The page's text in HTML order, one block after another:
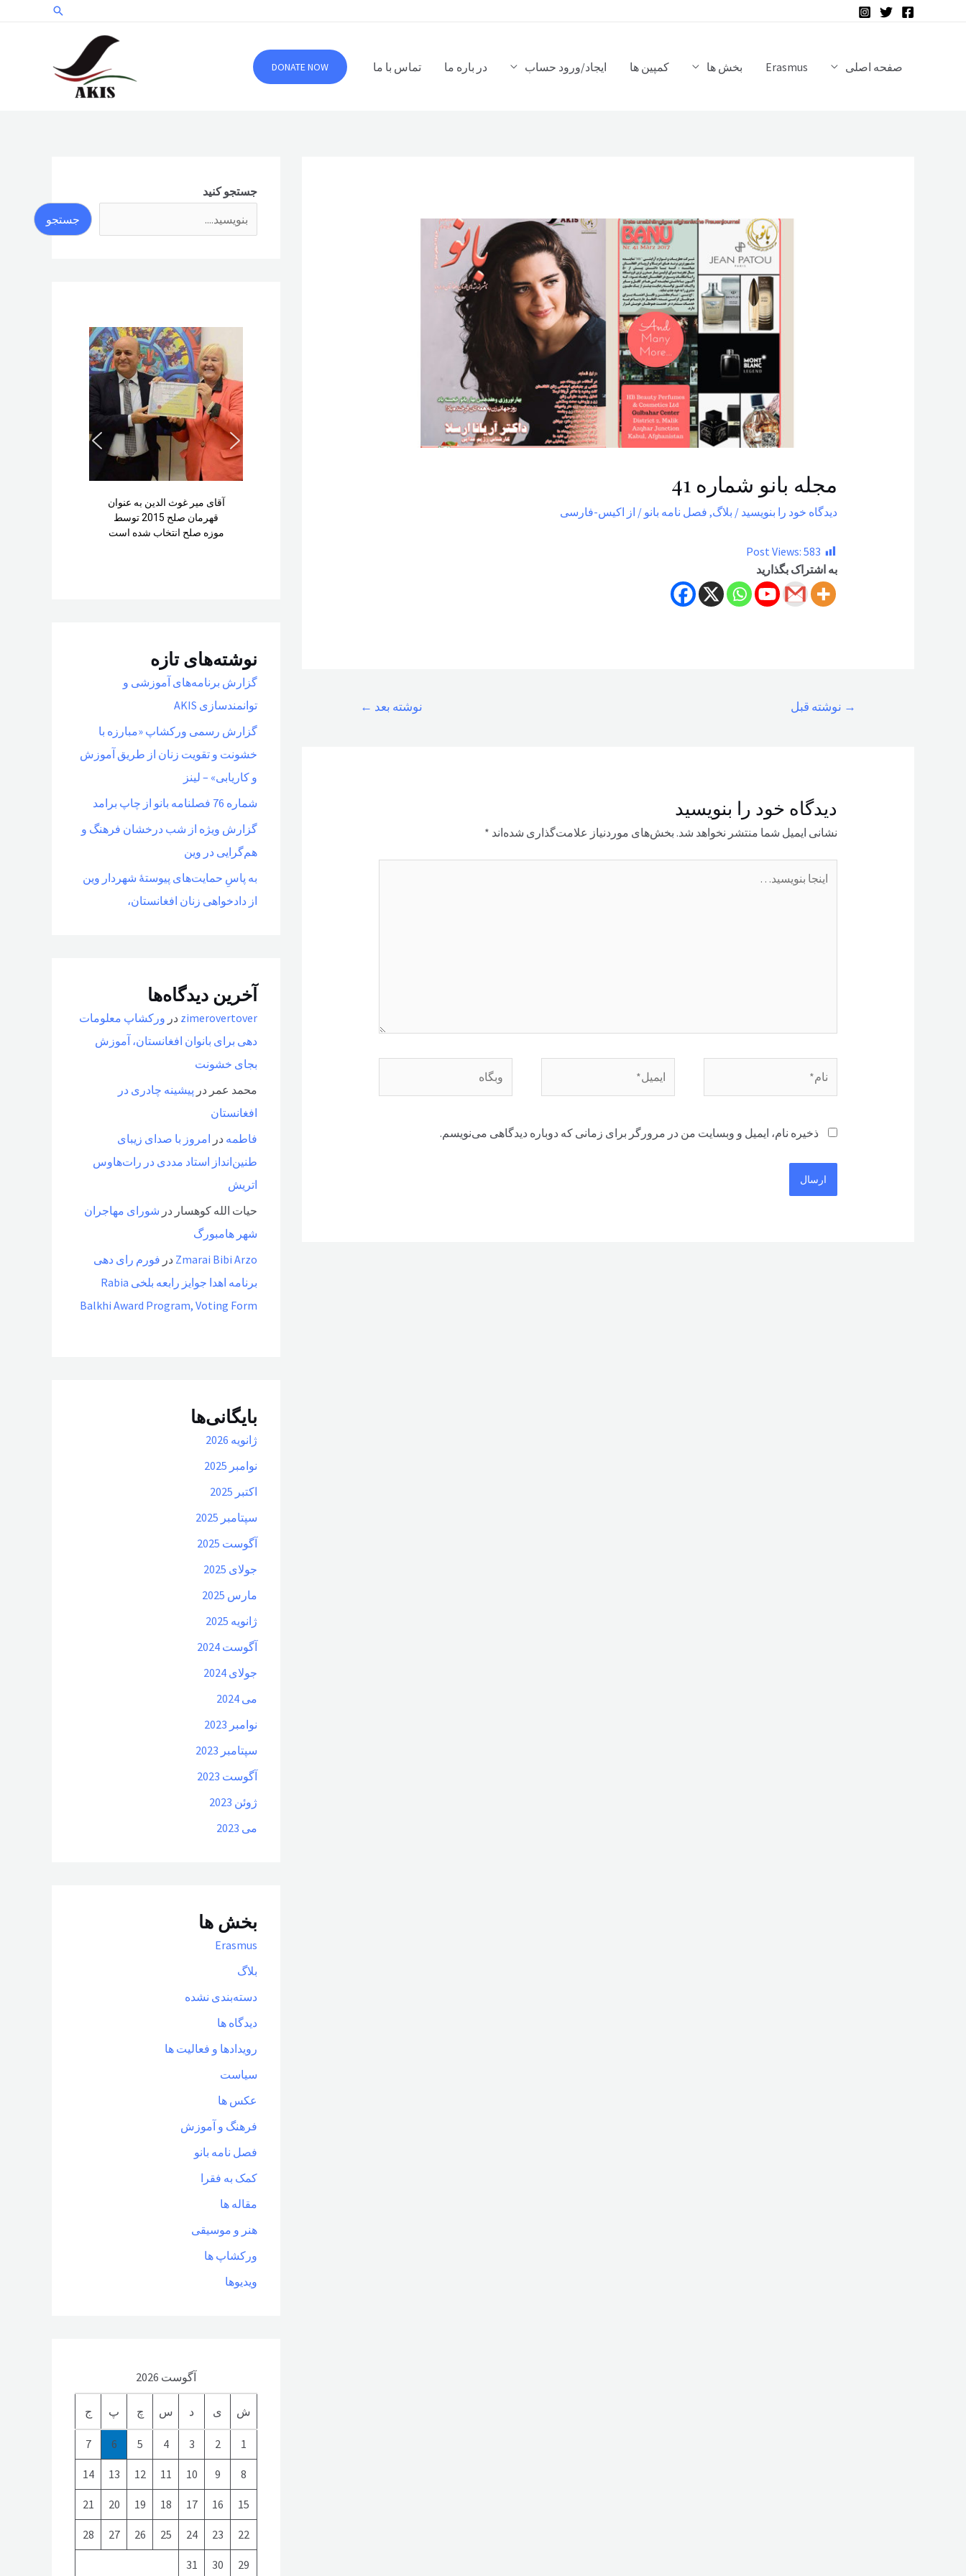
جستجو
صفحه اصلی Erasmus بخش ها کمپین ها ایجاد/ورود حساب در باره ما تماس با ما DONATE NOW
مجله بانو شماره 41
دیدگاه‌ خود را بنویسید / بلاگ, فصل نامه بانو / از اکیس-فارسی
Post Views: 583
به اشتراک بگذارید
→ نوشته قبل نوشته بعد ←
دیدگاه‌ خود را بنویسید
نشانی ایمیل شما منتشر نخواهد شد. بخش‌های موردنیاز علامت‌گذاری شده‌اند *
بنویسید…
ذخیره نام، ایمیل و وبسایت من در مرورگر برای زمانی که دوباره دیدگاهی می‌نویسم.
جستجو کنید
جستجو
آقای میر غوث الدین به عنوان
قهرمان صلح 2015 توسط
موزه صلح انتخاب شده است
نوشته‌های تازه
گزارش برنامه‌های آموزشی و
توانمندسازی AKIS
گزارش رسمی ورکشاپ «مبارزه با
خشونت و تقویت زنان از طریق آموزش
و کاریابی» – لینز
شماره 76 فصلنامه بانو از چاپ برامد
گزارش ویژه از شب درخشان فرهنگ و
هم‌گرایی در وین
به پاسِ حمایت‌های پیوستهٔ شهردار وین
از دادخواهی زنان افغانستان،
آخرین دیدگاه‌ها
zimerovertover در ورکشاپ معلومات
دهی برای بانوان افغانستان، آموزش
بجای خشونت
محمد عمر در پیشینه چادری در
افغانستان
فاطمه در امروز با صدای زیبای
طنین‌انداز استاد مددی در رات‌هاوس
اتریش
حیات الله کوهسار در شورای مهاجران
شهر هامبورگ
Zmarai Bibi Arzo در فورم رای دهی
برنامه اهدا جوایز رابعه بلخی Rabia
Balkhi Award Program, Voting Form
بایگانی‌ها
ژانویه 2026
نوامبر 2025
اکتبر 2025
سپتامبر 2025
آگوست 2025
جولای 2025
مارس 2025
ژانویه 2025
آگوست 2024
جولای 2024
می 2024
نوامبر 2023
سپتامبر 2023
آگوست 2023
ژوئن 2023
می 2023
بخش ها
Erasmus
بلاگ
دسته‌بندی نشده
دیدگاه ها
رویدادها و فعالیت ها
سیاست
عکس ها
فرهنگ و آموزش
فصل نامه بانو
کمک به فقرا
مقاله ها
هنر و موسیقی
ورکشاپ ها
ویدیوها
آگوست 2026
ش ی د س چ پ ج
1
2
3
4
5
6
7
8
9
10
11
12
13
14
15
16
17
18
19
20
21
22
23
24
25
26
27
28
29
30
31